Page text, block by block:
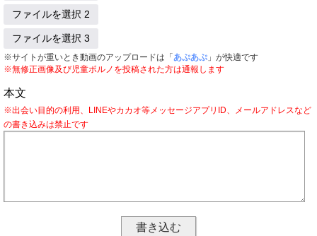
ファイルを選択 2
ファイルを選択 3
※サイトが重いとき動画のアップロードは「 あぷあぷ 」が快適です
※無修正画像及び児童ポルノを投稿された方は通報します
本文
※出会い目的の利用、LINEやカカオ等メッセージアプリID、メールアドレスなど
の書き込みは禁止です